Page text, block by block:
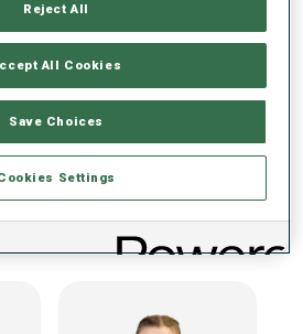
FEMMES (FIN)
Reject All
All Cookies
Save Choices
Settings